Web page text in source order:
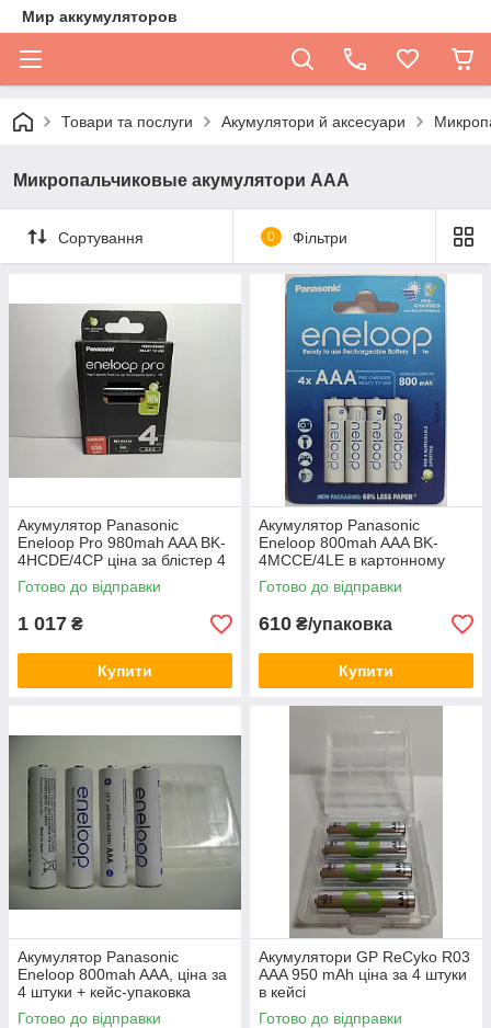
Мир аккумуляторов
Товари та послуги Акумулятори й аксесуари
Микропальчиковые акумулятори ААА
Сортування 0 Фільтри
Акумулятор Panasonic
Eneloop Pro 980mah AAA BK-
4HCDE/4CP ціна за блістер 4
штуки
Готово до відправки
1 017 ₴
Купити
Акумулятор Panasonic
Eneloop 800mah AAA BK-
4MCCE/4LE в картонному
блістері
Готово до відправки
610 ₴/упаковка
Купити
Акумулятор Panasonic
Eneloop 800mah AAA, ціна за
4 штуки + кейс-упаковка
Готово до відправки
Акумулятори GP ReCyko R03
AAA 950 mAh ціна за 4 штуки
в кейсі
Готово до відправки